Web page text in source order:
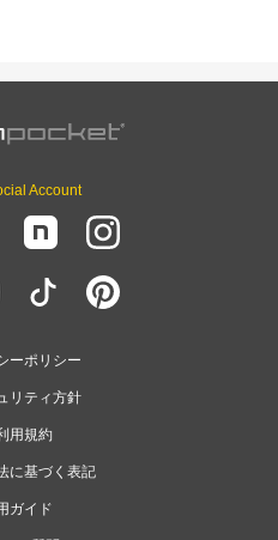
Account
ーポリシー
リティ方針
用規約
に基づく表記
ガイド